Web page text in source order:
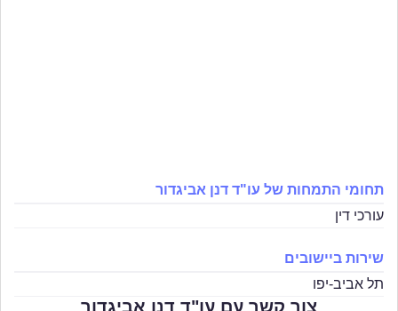
תחומי התמחות של עו"ד דנן אביגדור
עורכי דין
שירות ביישובים
תל אביב-יפו
צור קשר עם עו"ד דנן אביגדור